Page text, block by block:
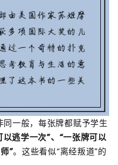
同一般，每张牌都赋予学生
以逃学一次”、“一张牌可以
”。这些看似“离经叛道”的